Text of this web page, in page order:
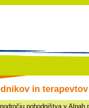
in
pohodništva v